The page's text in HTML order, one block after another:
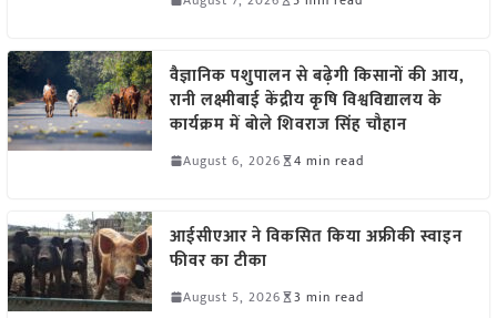
वैज्ञानिक पशुपालन से बढ़ेगी किसानों की आय,
रानी लक्ष्मीबाई केंद्रीय कृषि विश्वविद्यालय के
कार्यक्रम में बोले शिवराज सिंह चौहान
August 6, 2026 4 min read
आईसीएआर ने विकसित किया अफ्रीकी स्वाइन
फीवर का टीका
August 5, 2026 3 min read